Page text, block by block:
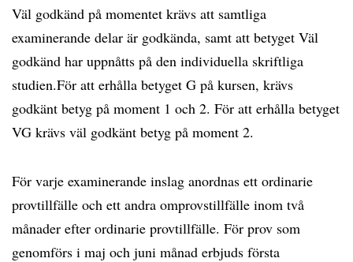
Väl godkänd på momentet krävs att samtliga
examinerande delar är godkända, samt att betyget Väl
godkänd har uppnåtts på den individuella skriftliga
studien.För att erhålla betyget G på kursen, krävs
godkänt betyg på moment 1 och 2. För att erhålla betyget
VG krävs väl godkänt betyg på moment 2.
För varje examinerande inslag anordnas ett ordinarie
provtillfälle och ett andra omprovstillfälle inom två
månader efter ordinarie provtillfälle. För prov som
genomförs i maj och juni månad erbjuds första